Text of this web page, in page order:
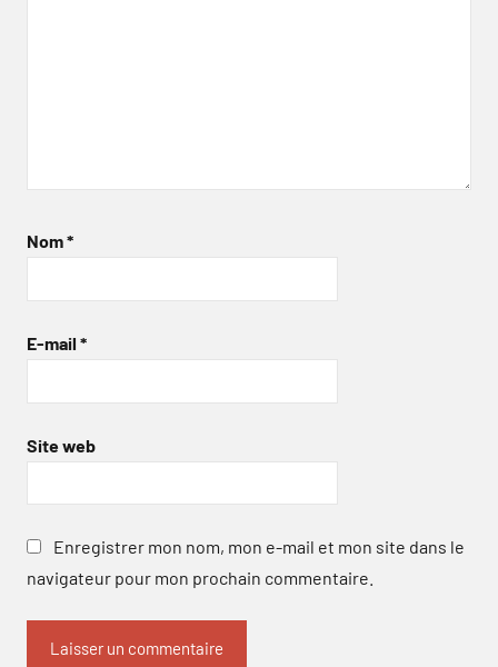
Nom*
E-mail *
Site web
Enregistrer mon nom, mon e-mail et mon site dans le
navigateur pour mon prochain commentaire.